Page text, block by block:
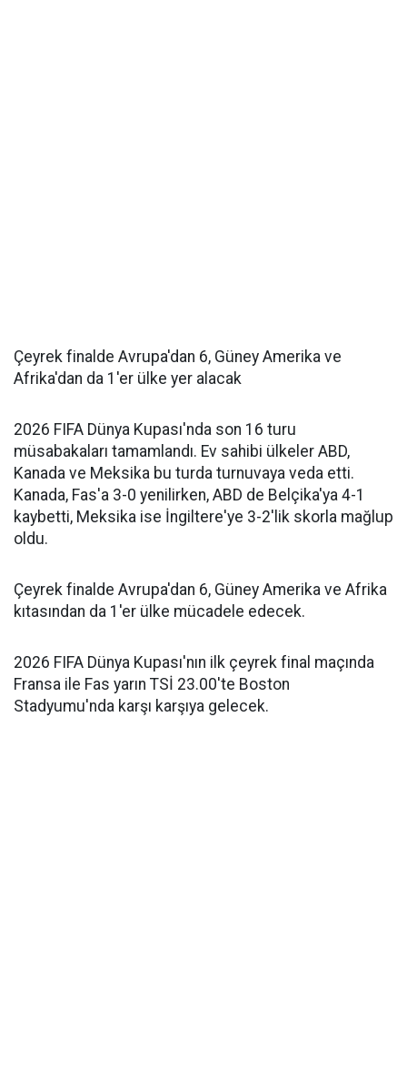
Çeyrek finalde Avrupa'dan 6, Güney Amerika ve
Afrika'dan da 1'er ülke yer alacak
2026 FIFA Dünya Kupası'nda son 16 turu
müsabakaları tamamlandı. Ev sahibi ülkeler ABD,
Kanada ve Meksika bu turda turnuvaya veda etti.
Kanada, Fas'a 3-0 yenilirken, ABD de Belçika'ya 4-1
kaybetti, Meksika ise İngiltere'ye 3-2'lik skorla mağlup
oldu.
Çeyrek finalde Avrupa'dan 6, Güney Amerika ve Afrika
kıtasından da 1'er ülke mücadele edecek.
2026 FIFA Dünya Kupası'nın ilk çeyrek final maçında
Fransa ile Fas yarın TSİ 23.00'te Boston
Stadyumu'nda karşı karşıya gelecek.